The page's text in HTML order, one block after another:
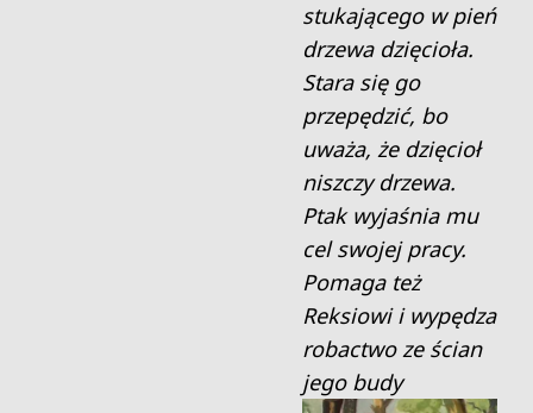
stukającego w pień
drzewa dzięcioła.
Stara się go
przepędzić, bo
uważa, że dzięcioł
niszczy drzewa.
Ptak wyjaśnia mu
cel swojej pracy.
Pomaga też
Reksiowi i wypędza
robactwo ze ścian
jego budy